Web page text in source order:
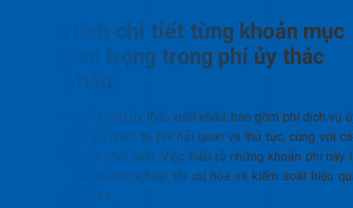
Phân tích chi tiết từng khoản mục
phí quan trọng trong phí ủy thác
xuất khẩu
Các khoản phí trong ủy thác xuất khẩu, bao gồm phí dịch vụ
thác, phí vận tải quốc tế, phí hải quan và thủ tục, cùng với
chi phí tiềm ẩn phát sinh. Việc hiểu rõ những khoản phí này
chìa khóa để doanh nghiệp tối ưu hóa và kiểm soát hiệu
chi phí xuất khẩu.